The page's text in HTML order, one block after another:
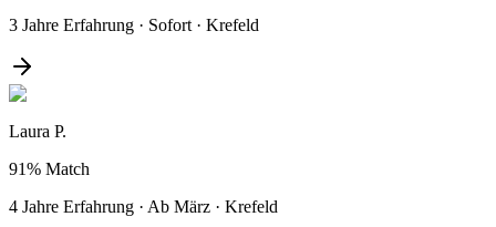
3 Jahre Erfahrung · Sofort · Krefeld
Laura P.
91% Match
4 Jahre Erfahrung · Ab März · Krefeld